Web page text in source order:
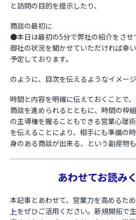
と訪問の目的を提示したり、
商談の最初に
●本日は最初の5分で弊社の紹介をさせ
御社の状況を聞かせていただければ幸
予定しております。
のように、目次を伝えるようなイメージ
時間と内容を明確に伝えておくことで
商談を進められるとともに、時間の枠
の主導権を握ることもできる営業心理
を伝えることにより、相手にも準備の
身のある商談が出来る、という副産物も
あわせてお読み
本記事とあわせて、営業力を高めるた
トをぜひご活用ください。新規開拓で